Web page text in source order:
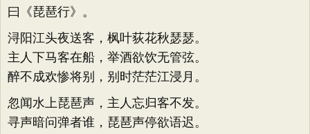
曰《琵琶行》。
浔阳江头夜送客，枫叶荻花秋瑟瑟。
主人下马客在船，举酒欲饮无管弦。
醉不成欢惨将别，别时茫茫江浸月。
忽闻水上琵琶声，主人忘归客不发。
寻声暗问弹者谁，琵琶声停欲语迟。